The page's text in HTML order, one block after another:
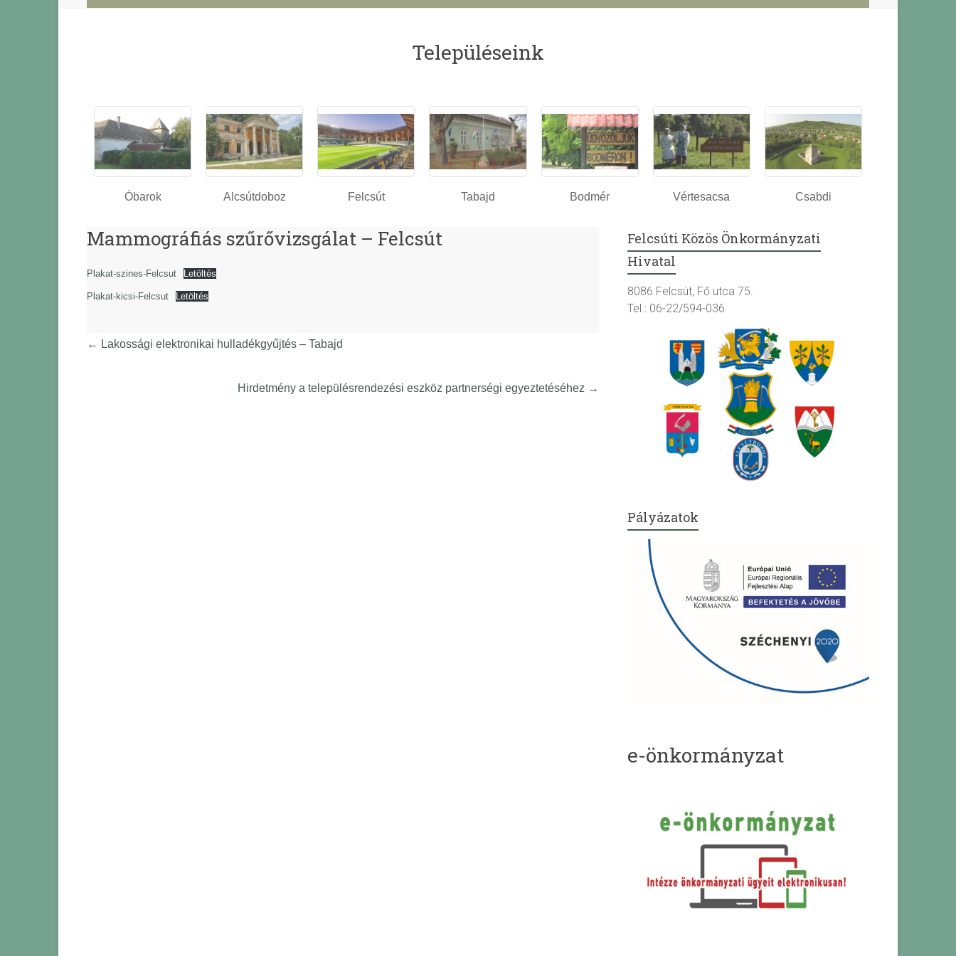
Településeink
Óbarok Alcsútdoboz Felcsút Tabajd Bodmér Vértesacsa Csabdi
Mammográfiás szűrővizsgálat – Felcsút
Plakat-szines-Felcsut Letöltés
Plakat-kicsi-Felcsut Letöltés
← Lakossági elektronikai hulladékgyűjtés – Tabajd
Hirdetmény a településrendezési eszköz partnerségi egyeztetéséhez →
Felcsúti Közös Önkormányzati
Hivatal
8086 Felcsút, Fő utca 75.
Tel.: 06-22/594-036
Pályázatok
e-önkormányzat